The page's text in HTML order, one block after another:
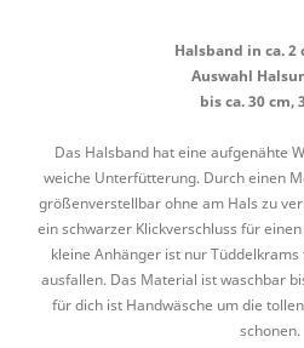
Halsband in ca. 2
Auswahl
bis ca. 30 cm,
Das Halsband hat eine aufgenähte
weiche Unterfütterung. Durch einen
größenverstellbar ohne am Hals zu
ein schwarzer Klickverschluss für
kleine Anhänger ist nur
ausfallen. Das Material ist waschbar
für dich ist Handwäsche um die
schonen.